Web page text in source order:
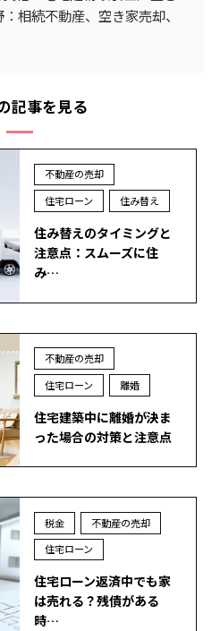
相続不動産、空き家売却、
記事を見る
不動産の売却
住宅ローン
住み替え
住み替えのタイミングと
注意点：スムーズに住
み…
不動産の売却
住宅ローン
離婚
住宅建築中に離婚が決ま
った場合の対策と注意点
税金
不動産の売却
住宅ローン
住宅ローン返済中でも家
は売れる？残債がある
時…